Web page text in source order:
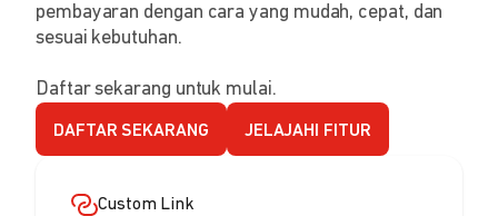
pembayaran dengan cara yang mudah, cepat, dan
sesuai kebutuhan.
Daftar sekarang untuk mulai.
DAFTAR SEKARANG JELAJAHI FITUR
Custom Link